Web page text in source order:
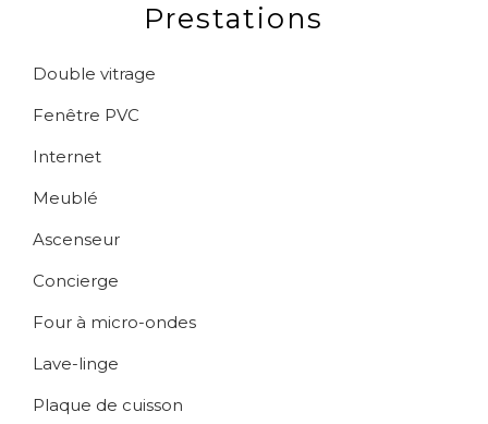
Prestations
Double vitrage
Fenêtre PVC
Internet
Meublé
Ascenseur
Concierge
Four à micro-ondes
Lave-linge
Plaque de cuisson